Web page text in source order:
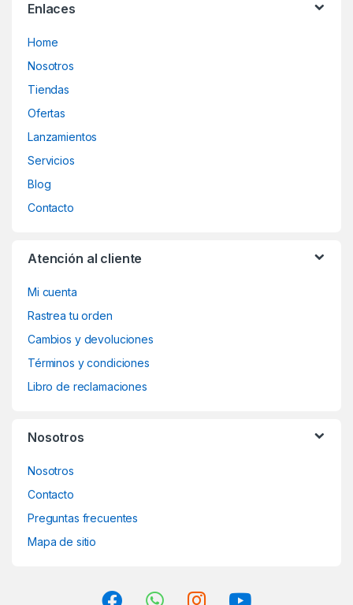
Enlaces
Home
Nosotros
Tiendas
Ofertas
Lanzamientos
Servicios
Blog
Contacto
Atención al cliente
Mi cuenta
Rastrea tu orden
Cambios y devoluciones
Términos y condiciones
Libro de reclamaciones
Nosotros
Nosotros
Contacto
Preguntas frecuentes
Mapa de sitio